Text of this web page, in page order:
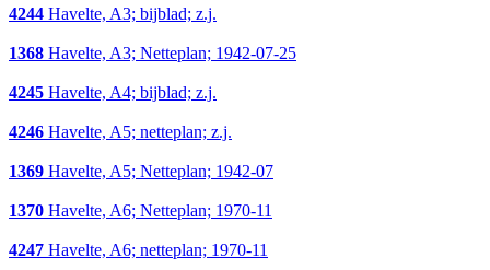
4244 Havelte, A3; bijblad; z.j.
1368 Havelte, A3; Netteplan; 1942-07-25
4245 Havelte, A4; bijblad; z.j.
4246 Havelte, A5; netteplan; z.j.
1369 Havelte, A5; Netteplan; 1942-07
1370 Havelte, A6; Netteplan; 1970-11
4247 Havelte, A6; netteplan; 1970-11